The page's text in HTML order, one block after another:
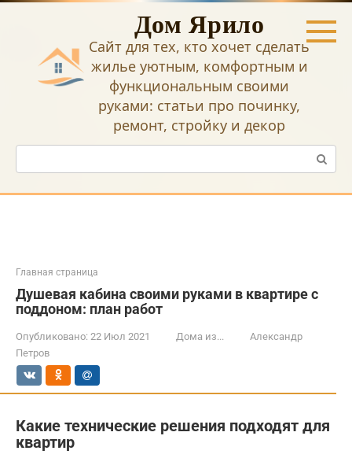
Перейти
Дом Ярило
Сайт для тех, кто хочет сделать
жилье уютным, комфортным и
функциональным своими
руками: статьи про починку,
ремонт, стройку и декор
Поиск:
Главная страница
Душевая кабина своими руками в квартире с
поддоном: план работ
Опубликовано: 22 Июл 2021 Дома из...
Александр
Петров
Какие технические решения подходят для
квартир